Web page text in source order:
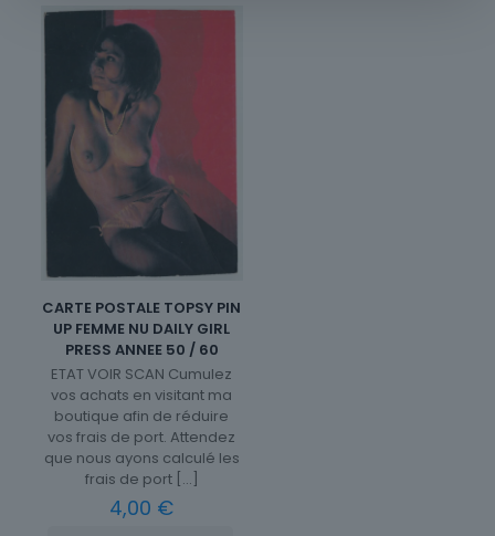
CARTE POSTALE TOPSY PIN
UP FEMME NU DAILY GIRL
PRESS ANNEE 50 / 60
ETAT VOIR SCAN Cumulez
vos achats en visitant ma
boutique afin de réduire
vos frais de port. Attendez
que nous ayons calculé les
frais de port[…]
4,00 €